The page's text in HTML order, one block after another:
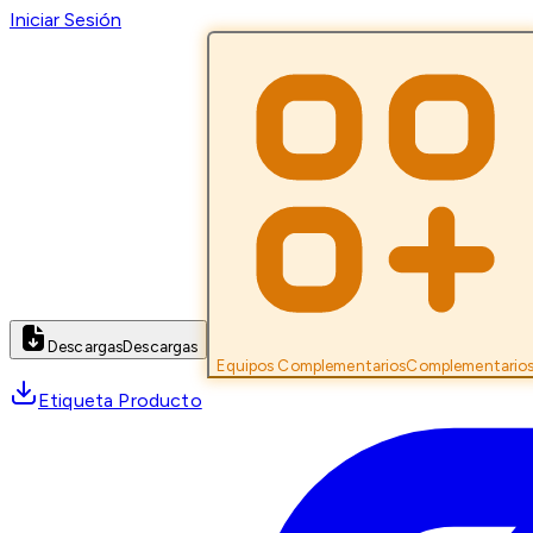
Iniciar Sesión
DescargasDescargas
Equipos Complementarios
Etiqueta Producto